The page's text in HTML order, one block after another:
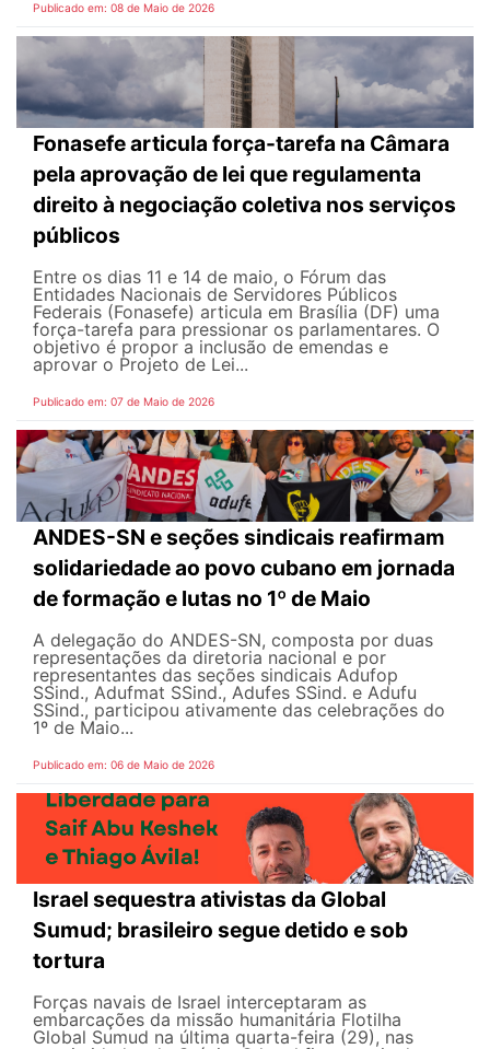
Publicado em: 08 de Maio de 2026
Fonasefe articula força-tarefa na Câmara
pela aprovação de lei que regulamenta
direito à negociação coletiva nos serviços
públicos
Entre os dias 11 e 14 de maio, o Fórum das
Entidades Nacionais de Servidores Públicos
Federais (Fonasefe) articula em Brasília (DF) uma
força-tarefa para pressionar os parlamentares. O
objetivo é propor a inclusão de emendas e
aprovar o Projeto de Lei...
Publicado em: 07 de Maio de 2026
ANDES-SN e seções sindicais reafirmam
solidariedade ao povo cubano em jornada
de formação e lutas no 1º de Maio
A delegação do ANDES-SN, composta por duas
representações da diretoria nacional e por
representantes das seções sindicais Adufop
SSind., Adufmat SSind., Adufes SSind. e Adufu
SSind., participou ativamente das celebrações do
1º de Maio...
Publicado em: 06 de Maio de 2026
Israel sequestra ativistas da Global
Sumud; brasileiro segue detido e sob
tortura
Forças navais de Israel interceptaram as
embarcações da missão humanitária Flotilha
Global Sumud na última quarta-feira (29), nas